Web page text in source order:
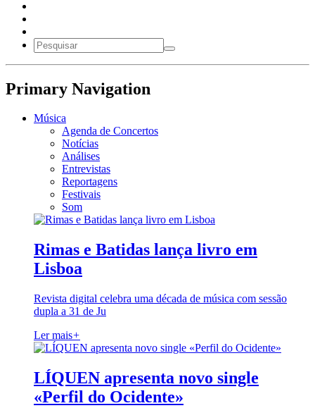
Primary Navigation
Música
Agenda de Concertos
Notícias
Análises
Entrevistas
Reportagens
Festivais
Som
Rimas e Batidas lança livro em
Lisboa
Revista digital celebra uma década de música com sessão
dupla a 31 de Ju
Ler mais+
LÍQUEN apresenta novo single
«Perfil do Ocidente»